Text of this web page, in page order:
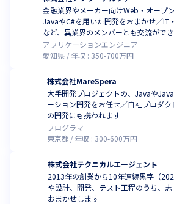
金融業界やメーカー向けWeb・オープ
JavaやC#を用いた開発をおまかせ／IT
など、異業界のメンバーとも交流がで
アプリケーションエンジニア
愛知県
年収 : 350-700万円
株式会社MareSpera
大手開発プロジェクトの、Javaや
ーション開発をお任せ／自社プロダ
の開発にも携われます
プログラマ
東京都
年収 : 300-600万円
株式会社テクニカルエージェント
2013年の創業から10年連続⿊字（
や設計、開発、テスト工程のうち、
おまかせします